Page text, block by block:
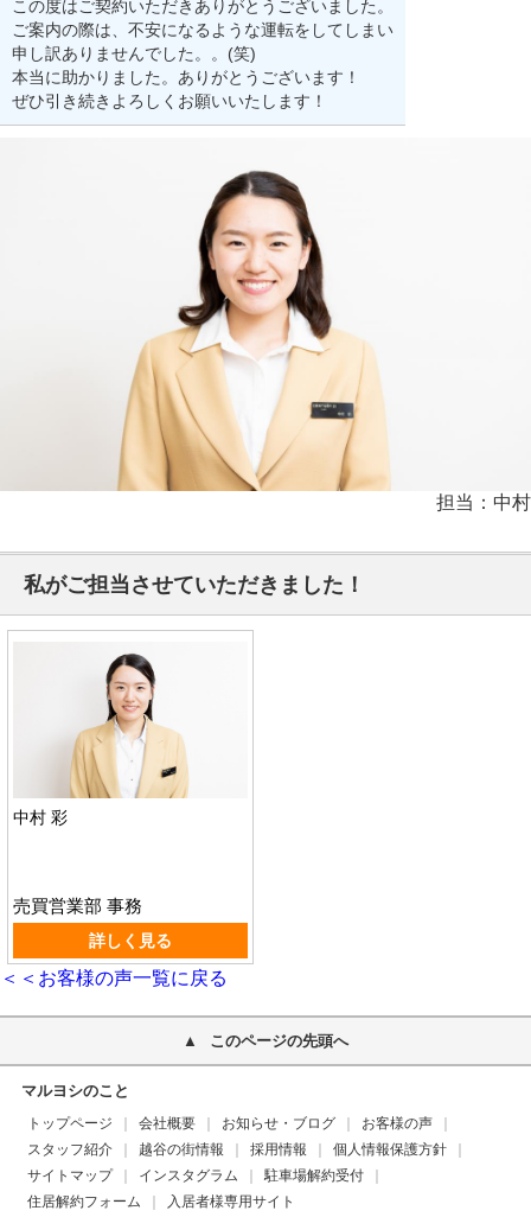
この度はご契約いただきありがとうございました。
ご案内の際は、不安になるような運転をしてしまい
申し訳ありませんでした。。(笑)
本当に助かりました。ありがとうございます！
ぜひ引き続きよろしくお願いいたします！
担当：中村
私がご担当させていただきました！
中村 彩
売買営業部 事務
詳しく見る
＜＜お客様の声一覧に戻る
このページの先頭へ
マルヨシのこと
トップページ 会社概要 お知らせ・ブログ
お客様の声
スタッフ紹介
越谷の街情報 採用情報
個人情報保護方針
サイトマップ
インスタグラム
駐車場解約受付
住居解約フォーム
入居者様専用サイト